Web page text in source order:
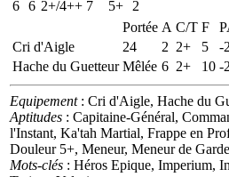
6 6 2+/4++ 7 5+
2
Portée A C/T F
Cri d'Aigle
24 2 2+ 5 -2
Hache du Guetteur Mêlée 6 2+ 10 -2
Equipement: Cri d'Aigle, Hache du
Aptitudes : Capitaine-Général,
l'Instant, Ka'tah Martial, Frappe en
Douleur 5+, Meneur, Meneur de
Mots-clés : Héros Epique, Imperium,